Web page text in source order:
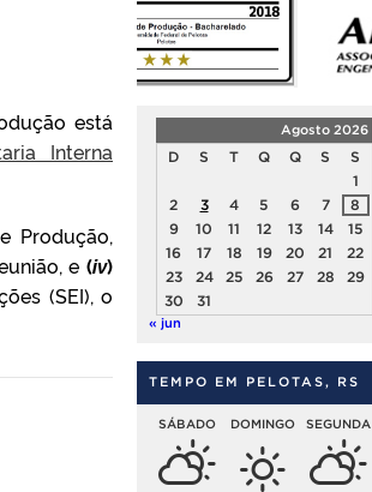
está
Interna
Produção,
e(iv)
(SEI), o
Agosto 2026
D S T Q Q S
S
1
2
3 4 5 6 7
8
9
10 11 12 13 14
15
16
17 18 19 20 21
22
23
24 25 26 27 28
29
30
31
« jun
TEMPO EM PELOTAS, RS
SÁBADO DOMINGO SEGUNDA